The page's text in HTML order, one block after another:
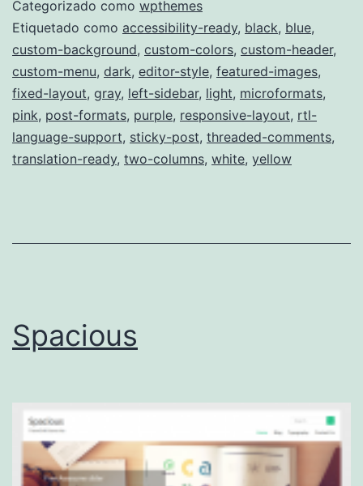
Categorizado como wpthemes
Etiquetado como accessibility-ready, black, blue,
custom-background, custom-colors, custom-header,
custom-menu, dark, editor-style, featured-images,
fixed-layout, gray, left-sidebar, light, microformats,
pink, post-formats, purple, responsive-layout, rtl-
language-support, sticky-post, threaded-comments,
translation-ready, two-columns, white, yellow
Spacious